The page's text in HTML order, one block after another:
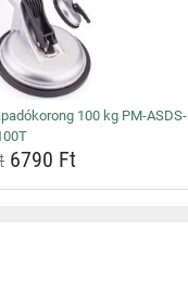
100 kg PM-ASDS-
6790 Ft